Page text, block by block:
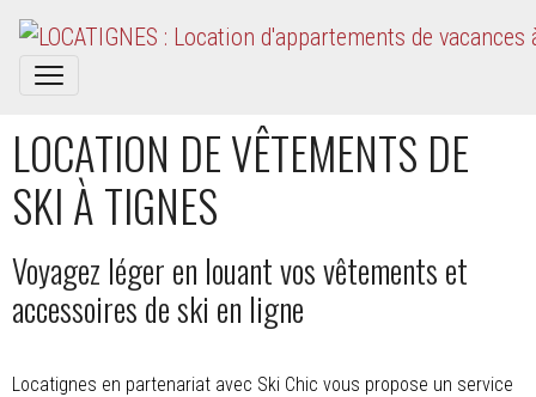
LOCATION DE VÊTEMENTS DE
SKI À TIGNES
Voyagez léger en louant vos vêtements et
accessoires de ski en ligne
Locatignes en partenariat avec Ski Chic vous propose un service